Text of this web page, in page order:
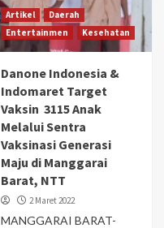
Artikel
Daerah
Entertainmen
Kesehatan
Danone Indonesia &
Indomaret Target
Vaksin 3115 Anak
Melalui Sentra
Vaksinasi Generasi
Maju di Manggarai
Barat, NTT
2 Maret 2022
MANGGARAI BARAT-